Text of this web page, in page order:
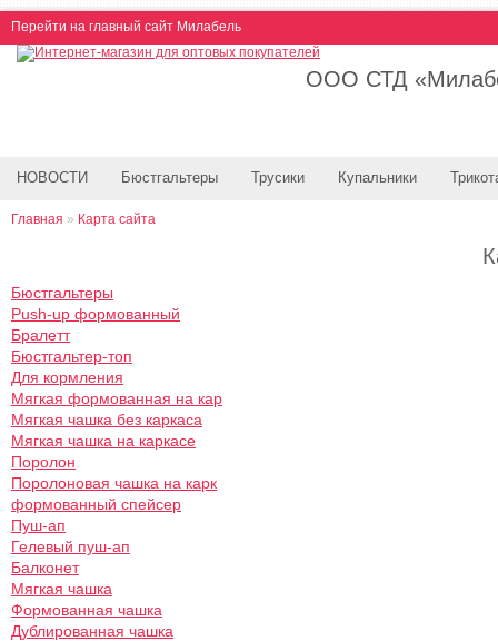
Перейти на главный сайт Милабель
ООО СТД
НОВОСТИ Бюстгальтеры Трусики Купальники
Главная » Карта сайта
Бюстгальтеры
Push-up формованный
Бралетт
Бюстгальтер-топ
Для кормления
Мягкая формованная на кар
Мягкая чашка без каркаса
Мягкая чашка на каркасе
Поролон
Поролоновая чашка на карк
формованный спейсер
Пуш-ап
Гелевый пуш-ап
Балконет
Мягкая чашка
Формованная чашка
Дублированная чашка